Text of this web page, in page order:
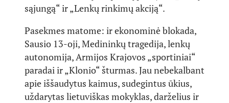
sąjungą“ ir „Lenkų rinkimų akciją“.
Pasekmes matome: ir ekonominė blokada,
Sausio 13-oji, Medininkų tragedija, lenkų
autonomija, Armijos Krajovos „sportiniai“
paradai ir „Klonio“ šturmas. Jau nebekalbant
apie iššaudytus kaimus, sudegintus ūkius,
uždarytas lietuviškas mokyklas, darželius ir